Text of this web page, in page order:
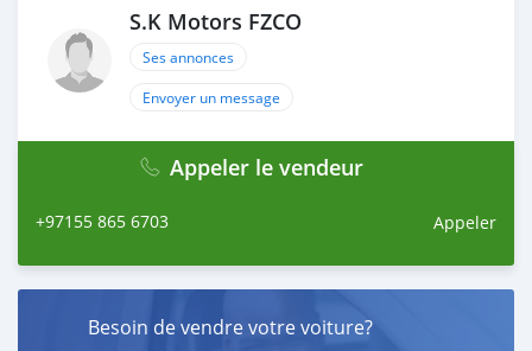
satisfaction. We are always here, to help you, and guide
you towards the
S.K Motors FZCO
Ses annonces
Envoyer un message
Appeler le vendeur
+97155 865 6703 Appeler
Besoin de vendre votre voiture?